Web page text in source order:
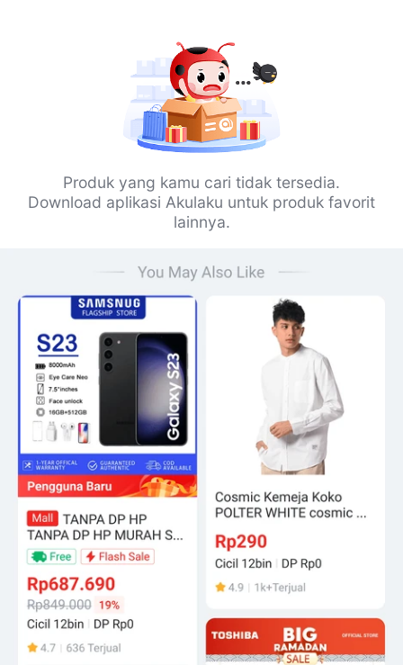
Produk yang kamu cari tidak tersedia.
Download aplikasi Akulaku untuk produk favorit
lainnya.